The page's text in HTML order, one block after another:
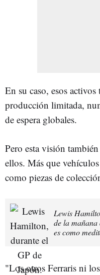
En su caso, esos
producción limitada,
de espera globales.
Pero esta visión
ellos. Más que
como piezas de
Lewis
de la
es como
"Los otros Ferraris ni